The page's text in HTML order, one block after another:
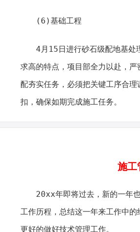
(6)基础工程
4月15日进行砂石级配地基处
求高的特点，项目部全力以赴，
配夯实任务，必须把关键工序合
扣，确保如期完成施工任务。
施工
20xx年即将过去，新的一年
工作历程，总结这一年来工作中
更好的做好技术管理工作。